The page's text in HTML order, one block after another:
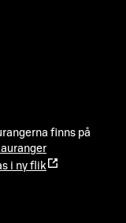
finns på
i ny flik